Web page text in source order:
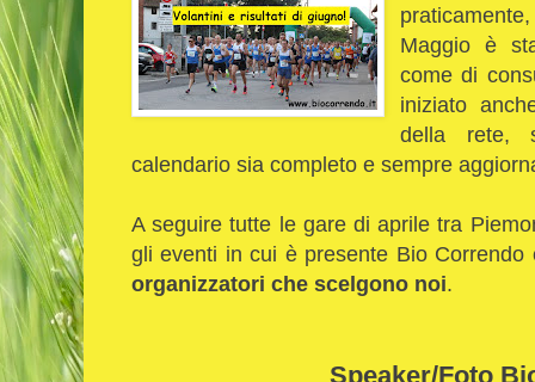
Maggio è
come di
iniziato
della rete,
calendario sia completo e sempre
A seguire tutte le gare di aprile tra
gli eventi in cui è presente Bio
organizzatori che scelgono noi.
Speaker/Foto